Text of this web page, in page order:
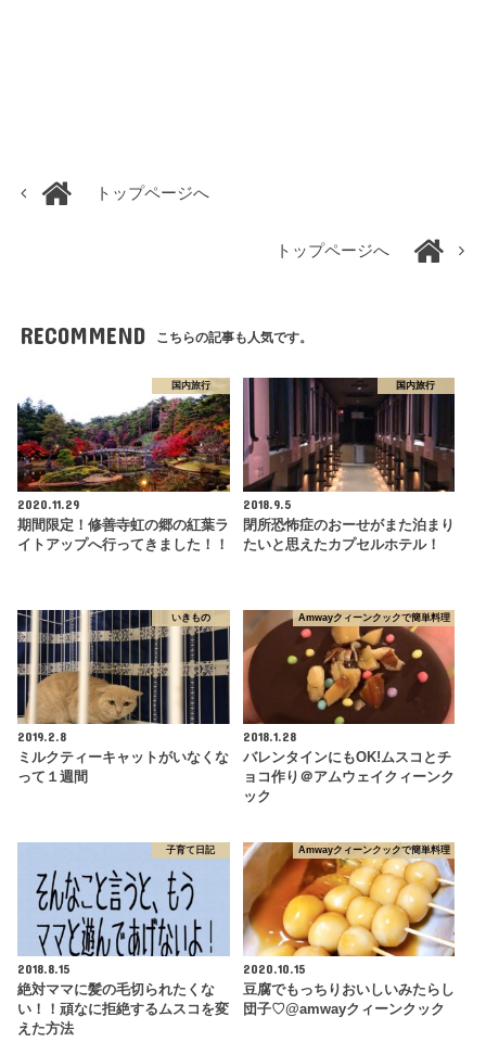
トップページへ
トップページへ
RECOMMEND こちらの記事も人気です。
国内旅行
2020.11.29
期間限定！修善寺虹の郷の紅葉ラ
イトアップへ行ってきました！！
国内旅行
2018.9.5
閉所恐怖症のおーせがまた泊まり
たいと思えたカプセルホテル！
いきもの
2019.2.8
ミルクティーキャットがいなくな
って１週間
Amwayクィーンクックで簡単料理
2018.1.28
バレンタインにもOK!ムスコとチ
ョコ作り＠アムウェイクィーンク
ック
子育て日記
2018.8.15
絶対ママに髪の毛切られたくな
い！！頑なに拒絶するムスコを変
えた方法
Amwayクィーンクックで簡単料理
2020.10.15
豆腐でもっちりおいしいみたらし
団子♡@amwayクィーンクック